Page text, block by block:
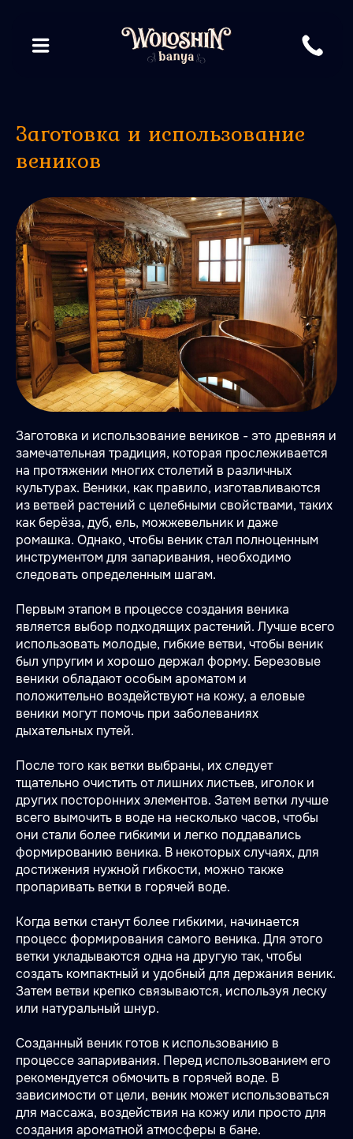
Заготовка и использование
веников
Заготовка и использование веников - это древняя и
замечательная традиция, которая прослеживается
на протяжении многих столетий в различных
культурах. Веники, как правило, изготавливаются
из ветвей растений с целебными свойствами, таких
как берёза, дуб, ель, можжевельник и даже
ромашка. Однако, чтобы веник стал полноценным
инструментом для запаривания, необходимо
следовать определенным шагам.
Первым этапом в процессе создания веника
является выбор подходящих растений. Лучше всего
использовать молодые, гибкие ветви, чтобы веник
был упругим и хорошо держал форму. Березовые
веники обладают особым ароматом и
положительно воздействуют на кожу, а еловые
веники могут помочь при заболеваниях
дыхательных путей.
После того как ветки выбраны, их следует
тщательно очистить от лишних листьев, иголок и
других посторонних элементов. Затем ветки лучше
всего вымочить в воде на несколько часов, чтобы
они стали более гибкими и легко поддавались
формированию веника. В некоторых случаях, для
достижения нужной гибкости, можно также
пропаривать ветки в горячей воде.
Когда ветки станут более гибкими, начинается
процесс формирования самого веника. Для этого
ветки укладываются одна на другую так, чтобы
создать компактный и удобный для держания веник.
Затем ветви крепко связываются, используя леску
или натуральный шнур.
Созданный веник готов к использованию в
процессе запаривания. Перед использованием его
рекомендуется обмочить в горячей воде. В
зависимости от цели, веник может использоваться
для массажа, воздействия на кожу или просто для
создания ароматной атмосферы в бане.